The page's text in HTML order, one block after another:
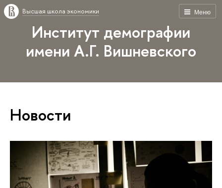
Меню
Высшая школа экономики
Институт демографии
имени А.Г. Вишневского
Новости